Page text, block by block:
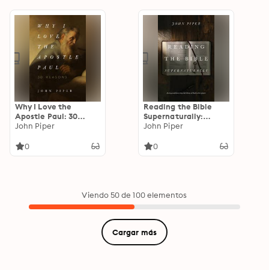
Why I Love the
Apostle Paul: 30
Reasons
John Piper
0
Reading the Bible
Supernaturally:
Seeing and Savoring
Scripture
John Piper
0
Viendo 50 de 100 elementos
Cargar más